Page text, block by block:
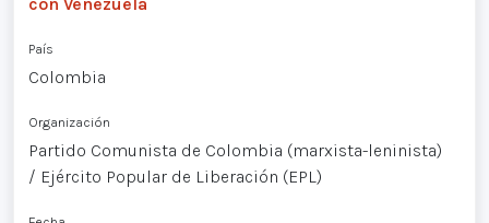
País
Colombia
Organización
Partido Comunista de Colombia (marxista-leninista)
/ Ejército Popular de Liberación (EPL)